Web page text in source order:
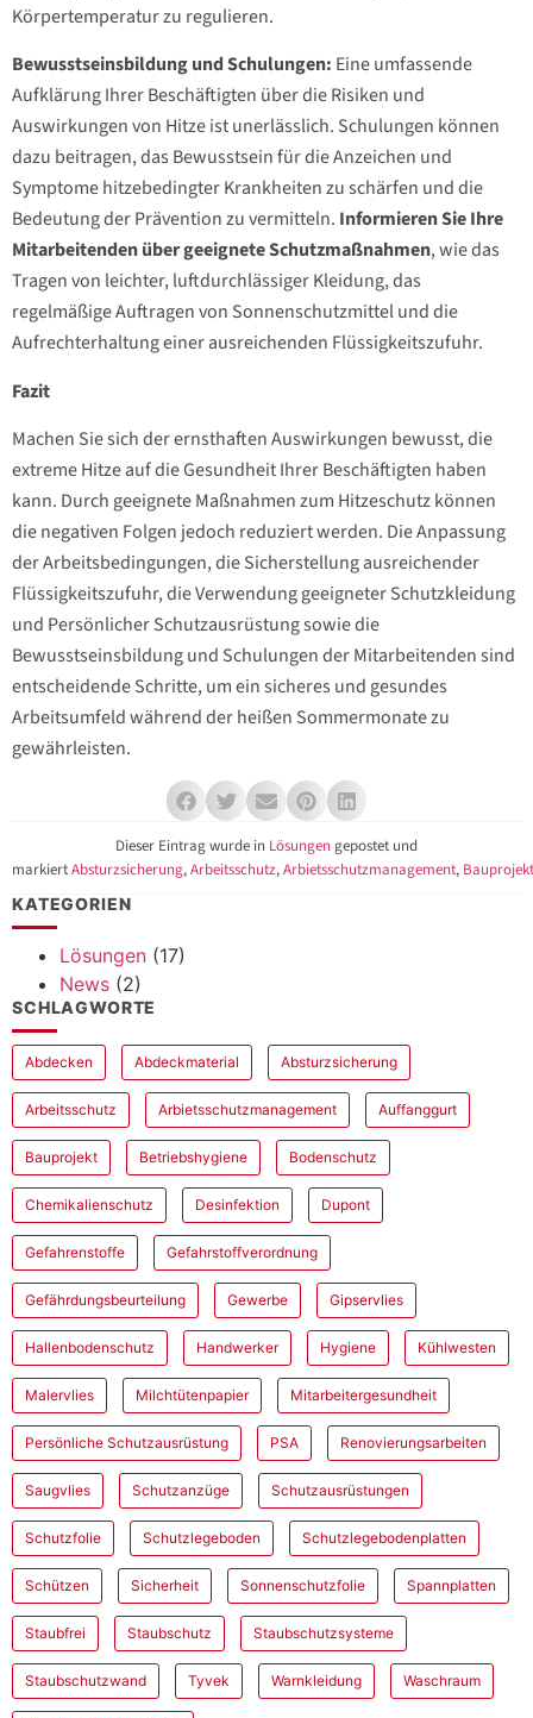
KATEGORIEN
Lösungen (17)
News (2)
SCHLAGWORTE
Abdecken Abdeckmaterial Absturzsicherung
Arbeitsschutz Arbietsschutzmanagement Auffanggurt
Bauprojekt Betriebshygiene Bodenschutz
Chemikalienschutz Desinfektion Dupont
Gefahrenstoffe Gefahrstoffverordnung
Gefährdungsbeurteilung Gewerbe Gipservlies
Hallenbodenschutz Handwerker Hygiene Kühlwesten
Malervlies Milchtütenpapier Mitarbeitergesundheit
Persönliche Schutzausrüstung PSA Renovierungsarbeiten
Saugvlies Schutzanzüge Schutzausrüstungen
Schutzfolie Schutzlegeboden Schutzlegebodenplatten
Schützen Sicherheit Sonnenschutzfolie Spannplatten
Staubfrei Staubschutz Staubschutzsysteme
Staubschutzwand Tyvek Warnkleidung Waschraum
Körpertemperatur zu regulieren.
Bewusstseinsbildung und Schulungen: Eine umfassende
Aufklärung Ihrer Beschäftigten über die Risiken und
Auswirkungen von Hitze ist unerlässlich. Schulungen können
dazu beitragen, das Bewusstsein für die Anzeichen und
Symptome hitzebedingter Krankheiten zu schärfen und die
Bedeutung der Prävention zu vermitteln. Informieren Sie Ihre
Mitarbeitenden über geeignete Schutzmaßnahmen, wie das
Tragen von leichter, luftdurchlässiger Kleidung, das
regelmäßige Auftragen von Sonnenschutzmittel und die
Aufrechterhaltung einer ausreichenden Flüssigkeitszufuhr.
Fazit
Machen Sie sich der ernsthaften Auswirkungen bewusst, die
extreme Hitze auf die Gesundheit Ihrer Beschäftigten haben
kann. Durch geeignete Maßnahmen zum Hitzeschutz können
die negativen Folgen jedoch reduziert werden. Die Anpassung
der Arbeitsbedingungen, die Sicherstellung ausreichender
Flüssigkeitszufuhr, die Verwendung geeigneter Schutzkleidung
und Persönlicher Schutzausrüstung sowie die
Bewusstseinsbildung und Schulungen der Mitarbeitenden sind
entscheidende Schritte, um ein sicheres und gesundes
Arbeitsumfeld während der heißen Sommermonate zu
gewährleisten.
Dieser Eintrag wurde in Lösungengepostet und
markiertAbsturzsicherung,Arbeitsschutz,Arbietsschutzmanagement, Bauprojekt